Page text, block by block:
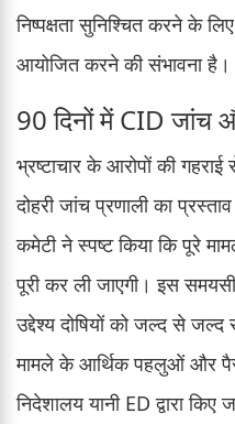
निष्पक्षता सुनिश्चित करने के
आयोजित करने की संभावना है।
90 दिनों में CID जांच
भ्रष्टाचार के आरोपों की
दोहरी जांच प्रणाली का
कमेटी ने स्पष्ट किया कि पूरे
पूरी कर ली जाएगी। इस
उद्देश्य दोषियों को जल्द से
मामले के आर्थिक पहलुओं और
निदेशालय यानी ED द्वारा